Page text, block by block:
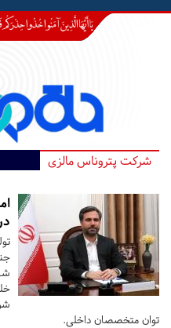
شرکت پتروناس مالزی
توان متخصصان داخلی.